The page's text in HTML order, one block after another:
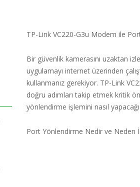
TP-Link VC220-G3u Modem ile
Bir güvenlik kamerasını uzaktan
uygulamayı internet üzerinden
kullanmanız gerekiyor. TP-Link
doğru adımları takip etmek kritik
yönlendirme işlemini nasıl
Port Yönlendirme Nedir ve Neden